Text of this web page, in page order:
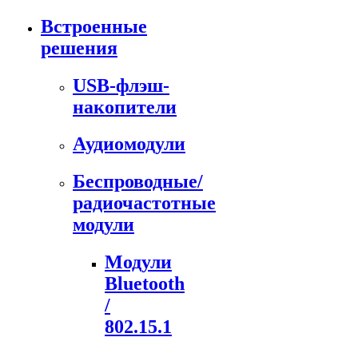
Встроенные
решения
USB-флэш-
накопители
Аудиомодули
Беспроводные/
радиочастотные
модули
Модули
Bluetooth
/
802.15.1